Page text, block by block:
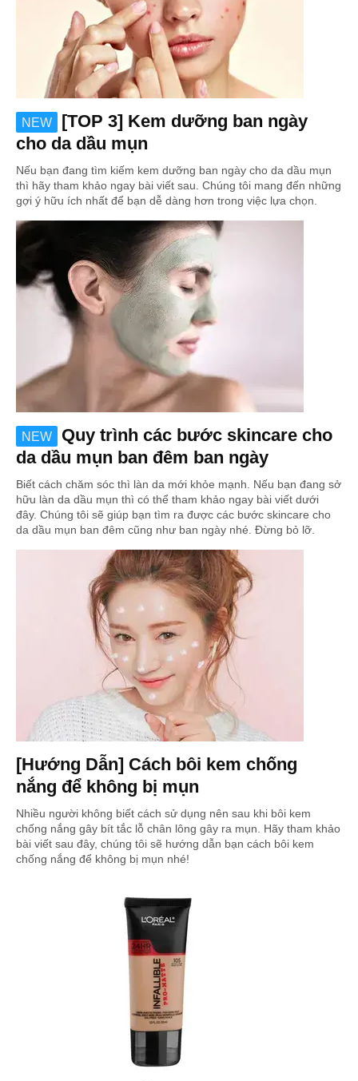
NEW
[TOP 3] Kem dưỡng ban ngày
cho da dầu mụn
Nếu bạn đang tìm kiếm kem dưỡng ban ngày cho da dầu mụn
thì hãy tham khảo ngay bài viết sau. Chúng tôi mang đến những
gợi ý hữu ích nhất để bạn dễ dàng hơn trong việc lựa chọn.
NEW
Quy trình các bước skincare cho
da dầu mụn ban đêm ban ngày
Biết cách chăm sóc thì làn da mới khỏe mạnh. Nếu bạn đang sở
hữu làn da dầu mụn thì có thể tham khảo ngay bài viết dưới
đây. Chúng tôi sẽ giúp bạn tìm ra được các bước skincare cho
da dầu mụn ban đêm cũng như ban ngày nhé. Đừng bỏ lỡ.
[Hướng Dẫn] Cách bôi kem chống
nắng để không bị mụn
Nhiều người không biết cách sử dụng nên sau khi bôi kem
chống nắng gây bít tắc lỗ chân lông gây ra mụn. Hãy tham khảo
bài viết sau đây, chúng tôi sẽ hướng dẫn bạn cách bôi kem
chống nắng để không bị mụn nhé!